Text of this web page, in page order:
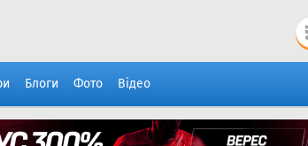
Блоги Фото Відео